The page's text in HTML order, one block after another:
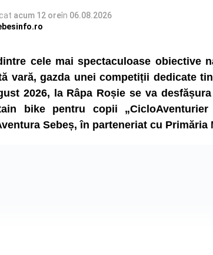
acum 12 oreîn 06.08.2026
cele mai spectaculoase obiective
vară, gazda unei competiții dedicate
2026, la Râpa Roșie se va
bike pentru copii
Sebeș, în parteneriat cu Primăria